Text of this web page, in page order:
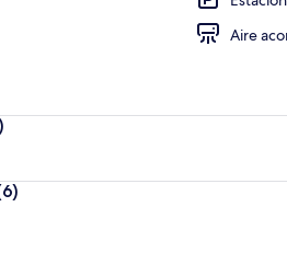
Aire